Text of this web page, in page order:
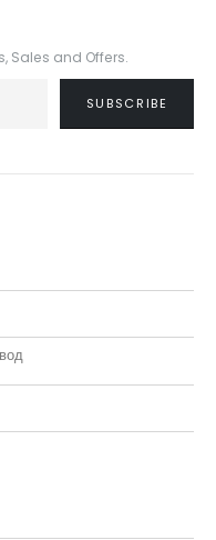
Sales and Offers.